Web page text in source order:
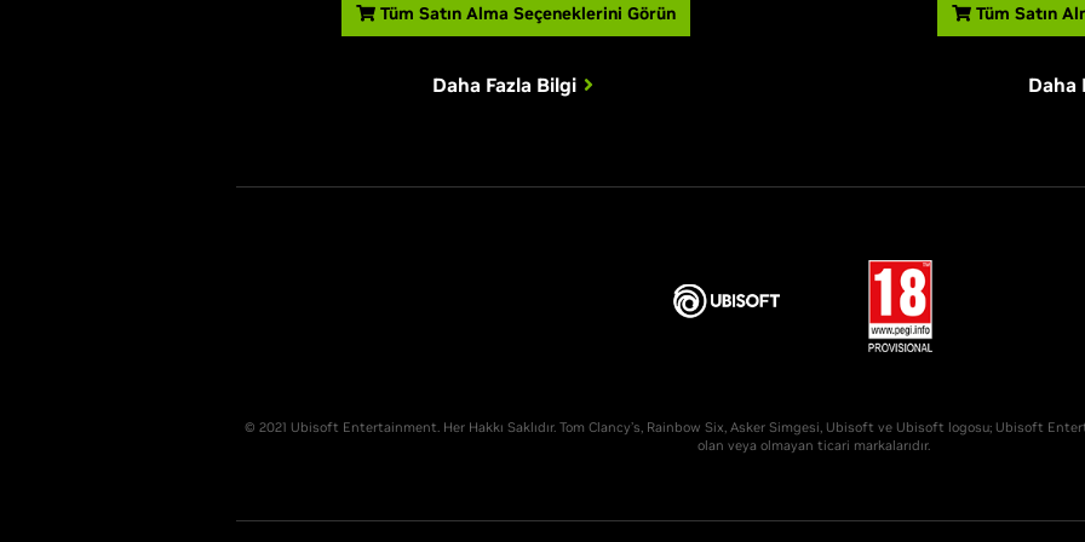
Tüm Satın Alma Seçeneklerini Görün
Daha Fazla Bilgi
Tüm Satın
Daha
© 2021 Ubisoft Entertainment. Her Hakkı Saklıdır. Tom Clancy’s, Rainbow Six, Asker Simgesi, Ubisoft ve Ubisoft logosu; Ubisoft
olan veya olmayan ticari markalarıdır.